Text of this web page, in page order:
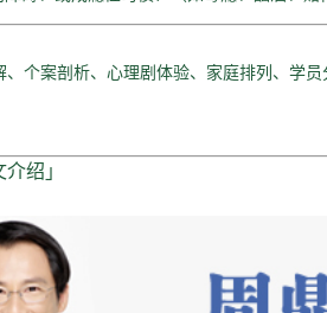
、个案剖析、心理剧体验、家庭排列、学
绍」